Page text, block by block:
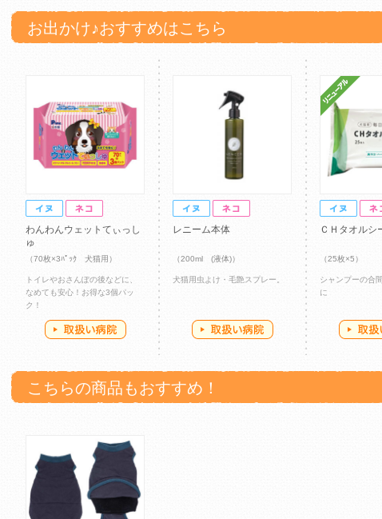
お出かけ♪おすすめはこちら
わんわんウェットてぃっし
ゅ
（70枚×3ﾊﾟｯｸ 犬猫用）
トイレやおさんぽの後などに、
なめても安心！お得な3個パッ
ク！
レニーム本体
（200ml (液体)）
犬猫用虫よけ・毛艶スプレー。
ＣＨタオルシ
（25枚×5）
シャンプーの合
に
こちらの商品もおすすめ！